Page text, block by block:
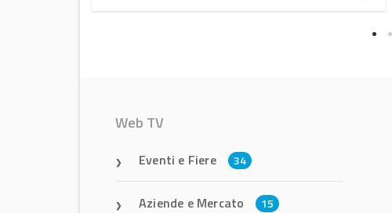
Web TV
Eventi e Fiere 34
Aziende e Mercato 15